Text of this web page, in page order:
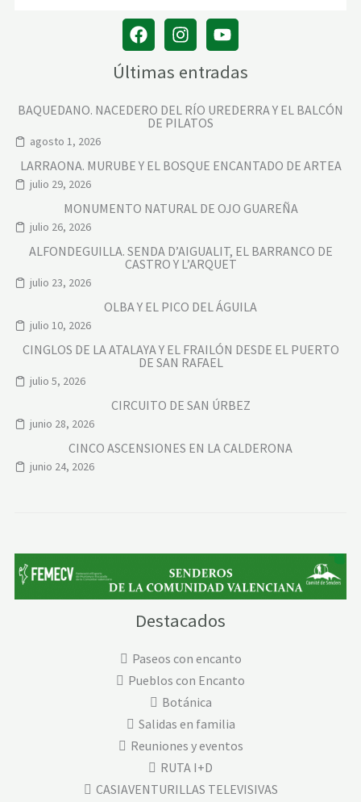
Últimas entradas
BAQUEDANO. NACEDERO DEL RÍO UREDERRA Y EL BALCÓN
DE PILATOS
agosto 1, 2026
LARRAONA. MURUBE Y EL BOSQUE ENCANTADO DE ARTEA
julio 29, 2026
MONUMENTO NATURAL DE OJO GUAREÑA
julio 26, 2026
ALFONDEGUILLA. SENDA D’AIGUALIT, EL BARRANCO DE
CASTRO Y L’ARQUET
julio 23, 2026
OLBA Y EL PICO DEL ÁGUILA
julio 10, 2026
CINGLOS DE LA ATALAYA Y EL FRAILÓN DESDE EL PUERTO
DE SAN RAFAEL
julio 5, 2026
CIRCUITO DE SAN ÚRBEZ
junio 28, 2026
CINCO ASCENSIONES EN LA CALDERONA
junio 24, 2026
Destacados
Paseos con encanto
Pueblos con Encanto
Botánica
Salidas en familia
Reuniones y eventos
RUTA I+D
CASIAVENTURILLAS TELEVISIVAS